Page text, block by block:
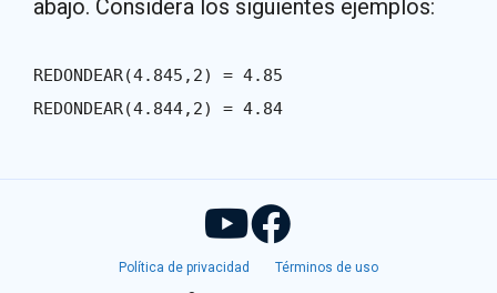
abajo. Considera los siguientes ejemplos:
REDONDEAR(4.845,2) = 4.85
REDONDEAR(4.844,2) = 4.84
Política de privacidad
Términos de uso